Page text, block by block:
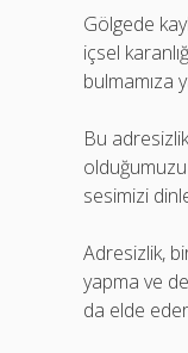
Gölgede
içsel
bulmamıza
Bu
sesimizi
Adresizlik,
yapma ve
da elde